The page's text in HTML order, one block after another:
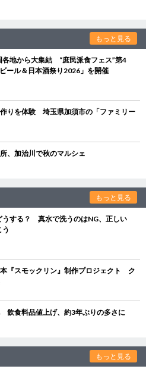
もっと見る
各地から大集結 “庶民派食フェス”第4
ール＆日本酒祭り2026」を開催
りを体験 埼玉県加須市の「ファミリー
、加治川で秋のマルシェ
もっと見る
うする？ 真水で洗うのはNG、正しい
『スモックリン』制作プロジェクト ク
飲食料品値上げ、約3年ぶりの多さに
もっと見る